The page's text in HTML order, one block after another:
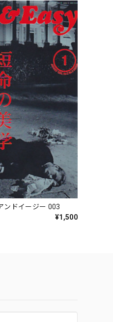
ンドイージー 003
¥1,500